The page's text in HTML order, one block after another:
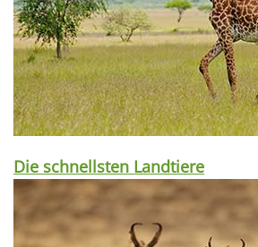
Die schnellsten Landtiere